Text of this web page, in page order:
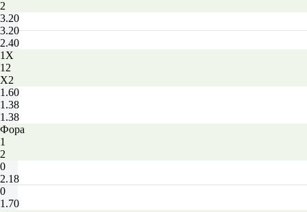
2
3.20
3.20
2.40
1X
12
X2
1.60
1.38
1.38
Фора
1
2
0
2.18
0
1.70